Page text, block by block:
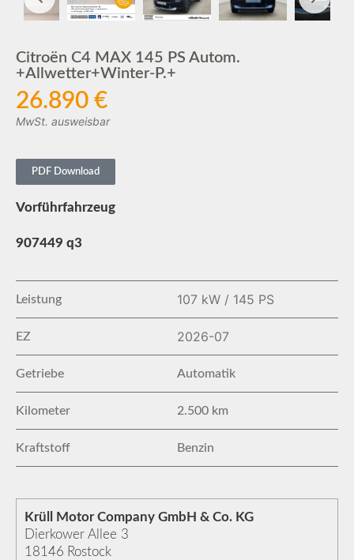
Citroën C4 MAX 145 PS Autom.
+Allwetter+Winter-P.+
26.890 €
MwSt. ausweisbar
PDF Download
Vorführfahrzeug
907449 q3
Leistung 107 kW / 145 PS
EZ 2026-07
Getriebe Automatik
Kilometer 2.500 km
Kraftstoff Benzin
Krüll Motor Company GmbH & Co. KG
Dierkower Allee 3
18146 Rostock